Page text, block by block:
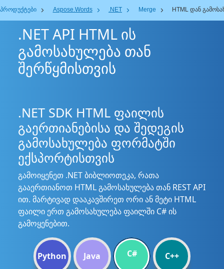
პროდუქტები Aspose.Words .NET Merge HTML დან
.NET API HTML ის
გამოსახულება თან
შერწყმისთვის
.NET SDK HTML ფაილის
გაერთიანებისა და შედეგის
გამოსახულება ფორმატში
ექსპორტისთვის
გამოიყენეთ .NET ბიბლიოთეკა, რათა
გააერთიანოთ HTML გამოსახულება თან REST API
ით. მარტივად დააკავშირეთ ორი ან მეტი HTML
ფაილი ერთ გამოსახულება ფაილში C# ის
გამოყენებით.
Python Java C# C++